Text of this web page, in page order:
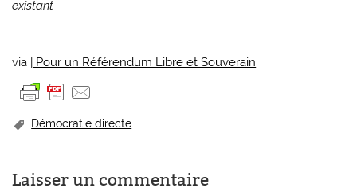
existant
via | Pour un Référendum Libre et Souverain
Démocratie directe
Laisser un commentaire